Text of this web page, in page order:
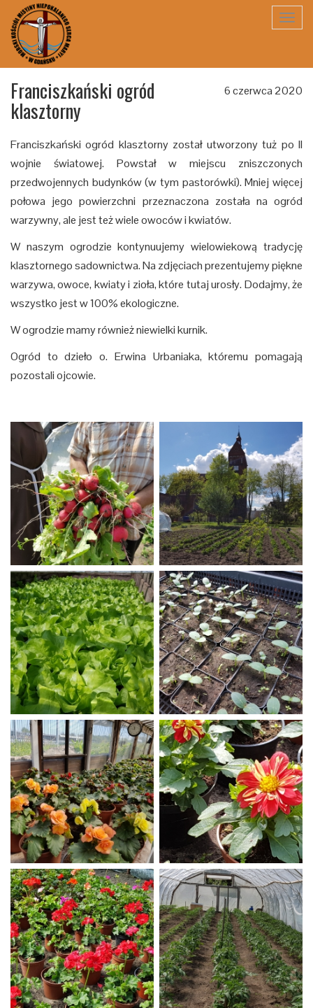
6 czerwca 2020
Franciszkański ogród
klasztorny
Franciszkański ogród klasztorny został utworzony tuż po II
wojnie światowej. Powstał w miejscu zniszczonych
przedwojennych budynków (w tym pastorówki). Mniej więcej
połowa jego powierzchni przeznaczona została na ogród
warzywny, ale jest też wiele owoców i kwiatów.
W naszym ogrodzie kontynuujemy wielowiekową tradycję
klasztornego sadownictwa. Na zdjęciach prezentujemy piękne
warzywa, owoce, kwiaty i zioła, które tutaj urosły. Dodajmy, że
wszystko jest w 100% ekologiczne.
W ogrodzie mamy również niewielki kurnik.
Ogród to dzieło o. Erwina Urbaniaka, któremu pomagają
pozostali ojcowie.